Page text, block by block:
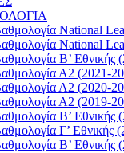
National
National
Β’ Εθνικής
Α2 (2021-
Α2 (2020-
Α2 (2019-
B’ Εθνικής
Γ’ Εθνικής
Β’ Εθνικής